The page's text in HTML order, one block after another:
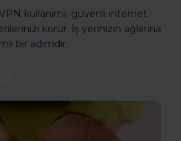
kullanımı, güvenli internet
korur. İş yerinizin ağlarına
bir adımdır.